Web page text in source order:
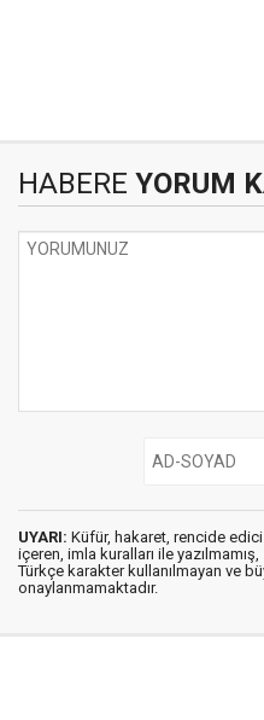
HABERE YORUM
UYARI: Küfür, hakaret, rencide edici
içeren, imla kuralları ile yazılmamış,
Türkçe karakter kullanılmayan ve
onaylanmamaktadır.